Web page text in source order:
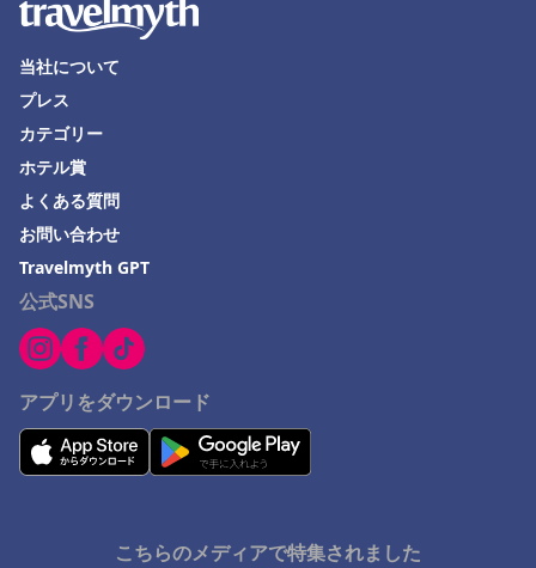
公式SNS
アプリをダウンロード
当社について
プレス
カテゴリー
ホテル賞
よくある質問
お問い合わせ
Travelmyth GPT
こちらのメディアで特集されました